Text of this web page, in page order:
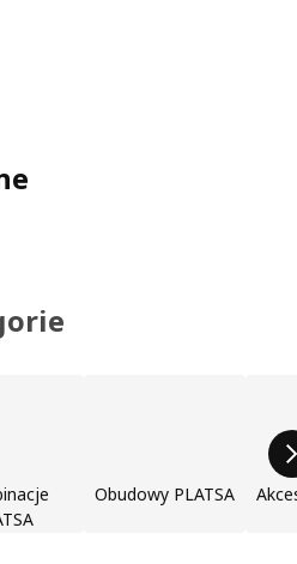
Obudowy PLATSA